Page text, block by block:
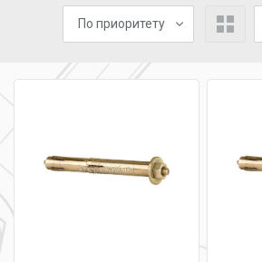
По приоритету